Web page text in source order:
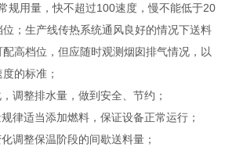
规用量，快不超过100速度，慢不能低于20
；生产线传热系统通风良好的情况下送料
高档位，但应随时观测烟囱排气情况，以
的标准；
调整排水量，做到安全、节约；
律适当添加燃料，保证设备正常运行；
调整保温阶段的间歇送料量；